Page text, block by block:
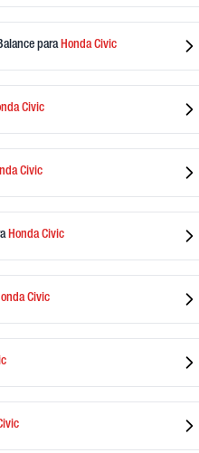
paraHondaCivic
Civic
Civic
HondaCivic
Civic